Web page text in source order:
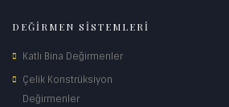
DEĞİRMEN SİSTEMLERİ
Katlı Bina Değirmenler
Çelik Konstrüksiyon
Değirmenler